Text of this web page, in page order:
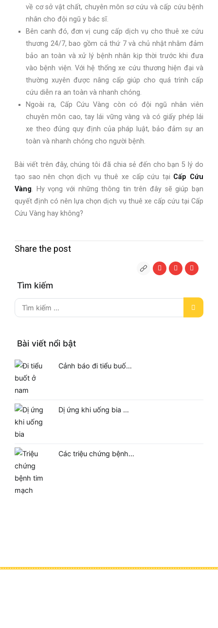
về cơ sở vật chất, chuyên môn sơ cứu và cấp cứu bệnh
nhân cho đội ngũ y bác sĩ.
Bên canh đó, đơn vị cung cấp dịch vụ cho thuê xe cứu
thương 24/7, bao gồm cả thứ 7 và chủ nhật nhằm đảm
bảo an toàn và xử lý bệnh nhân kịp thời trước khi đưa
vào bệnh viện. Với hệ thống xe cứu thương hiện đại và
thường xuyên được nâng cấp giúp cho quá trình cấp
cứu diễn ra an toàn và nhanh chóng.
Ngoài ra, Cấp Cứu Vàng còn có đội ngũ nhân viên
chuyên môn cao, tay lái vững vàng và có giấy phép lái
xe theo đúng quy định của pháp luật, bảo đảm sự an
toàn và nhanh chóng cho người bệnh.
Bài viết trên đây, chúng tôi đã chia sẻ đến cho bạn 5 lý do
tạo sao nên chọn dịch vụ thuê xe cấp cứu tại Cấp Cứu
Vàng. Hy vọng với những thông tin trên đây sẽ giúp bạn
quyết định có nên lựa chọn dịch vụ thuê xe cấp cứu tại Cấp
Cứu Vàng hay không?
Share the post
Tìm kiếm
Bài viết nổi bật
Cảnh báo đi tiểu buố…
Dị ứng khi uống bia …
Các triệu chứng bệnh…